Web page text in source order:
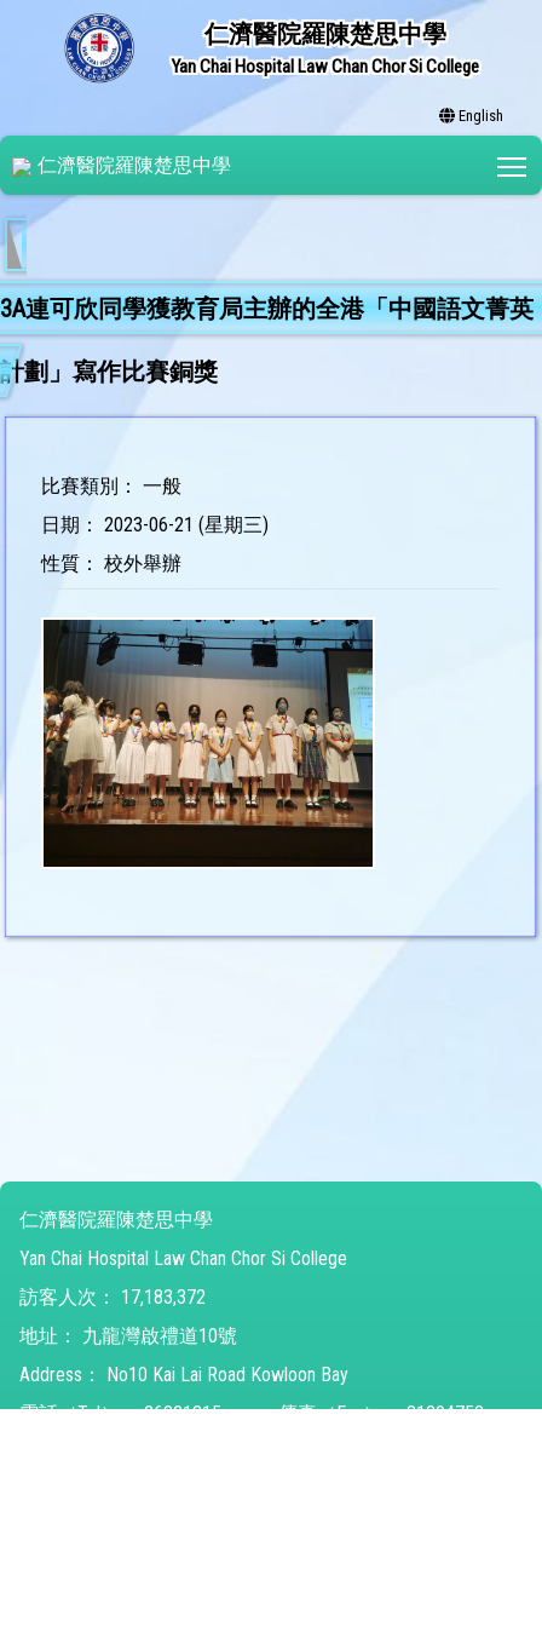
仁濟醫院羅陳楚思中學
Yan Chai Hospital Law Chan Chor Si College
English
仁濟醫院羅陳楚思中學
3A連可欣同學獲教育局主辦的全港「中國語文菁英
計劃」寫作比賽銅獎
比賽類別： 一般
日期： 2023-06-21 (星期三)
性質： 校外舉辦
仁濟醫院羅陳楚思中學
Yan Chai Hospital Law Chan Chor Si College
訪客人次：
17,183,372
地址：
九龍灣啟禮道10號
Address：
No10 Kai Lai Road Kowloon Bay
電話（Tel）： 26821315 傳真（Fax）： 31294752